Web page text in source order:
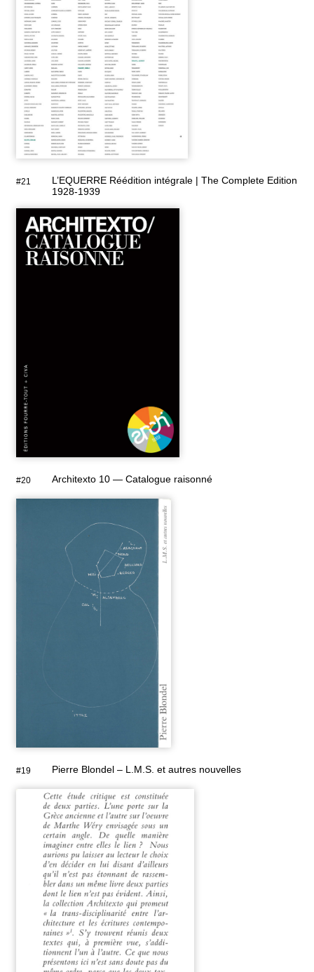
#21
L’EQUERRE Réédition intégrale | The Complete Edition
1928-1939
#20 Architexto 10 — Catalogue raisonné
#19 Pierre Blondel – L.M.S. et autres nouvelles